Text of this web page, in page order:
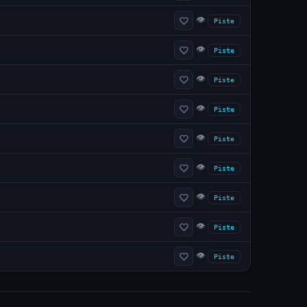
👁 Piste
👁 Piste
👁 Piste
👁 Piste
👁 Piste
👁 Piste
👁 Piste
👁 Piste
👁 Piste